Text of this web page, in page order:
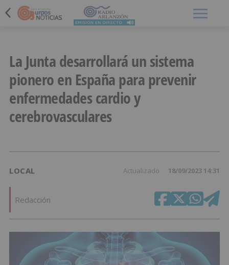
La Junta desarrollará un sistema
pionero en España para prevenir
enfermedades cardio y
cerebrovasculares
LOCAL Actualizado 18/09/2023 14:31
Redacción